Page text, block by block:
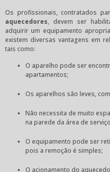
Os profissionais, contratados
aquecedores, devem ser
adquirir um equipamento
existem diversas vantagens em
tais como:
O aparelho pode ser
apartamentos;
Os aparelhos são leves,
Não necessita de muito
na parede da área de
O equipamento pode ser
pois a remoção é simples;
O acionamento do